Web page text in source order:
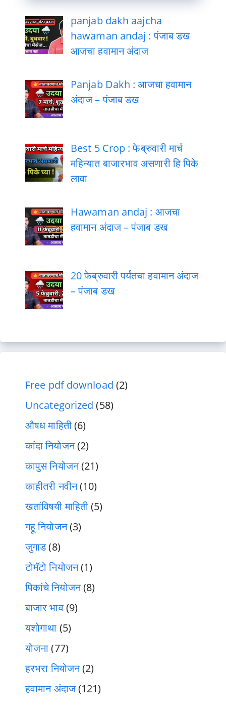
panjab dakh aajcha
hawaman andaj : पंजाब डख
आजचा हवामान अंदाज
Panjab Dakh : आजचा हवामान
अंदाज – पंजाब डख
Best 5 Crop : फेब्रुवारी मार्च
महिन्यात बाजारभाव असणारी हि पिके
लावा
Hawaman andaj : आजचा
हवामान अंदाज – पंजाब डख
20 फेब्रुवारी पर्यंतचा हवामान अंदाज
– पंजाब डख
Free pdf download (2)
Uncategorized (58)
औषध माहिती(6)
कांदा नियोजन(2)
कापुस नियोजन(21)
काहीतरी नवीन(10)
खतांविषयी माहिती(5)
गहू नियोजन(3)
जुगाड(8)
टोमॅटो नियोजन(1)
पिकांचे नियोजन(8)
बाजार भाव(9)
यशोगाथा (5)
योजना(77)
हरभरा नियोजन(2)
हवामान अंदाज(121)